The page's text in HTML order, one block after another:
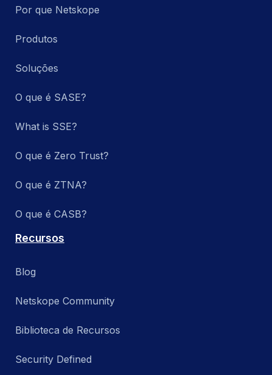
Por que Netskope
Produtos
Soluções
O que é SASE?
What is SSE?
O que é Zero Trust?
O que é ZTNA?
O que é CASB?
Recursos
Blog
Netskope Community
Biblioteca de Recursos
Security Defined